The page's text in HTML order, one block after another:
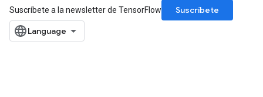
Suscríbete a la newsletter de TensorFlow
Suscríbete